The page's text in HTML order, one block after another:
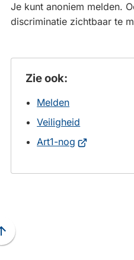
Je kunt anoniem melden.
discriminatie zichtbaar te
Zie ook:
Melden
Veiligheid
Art1-nog (Verwijst
een
Scroll